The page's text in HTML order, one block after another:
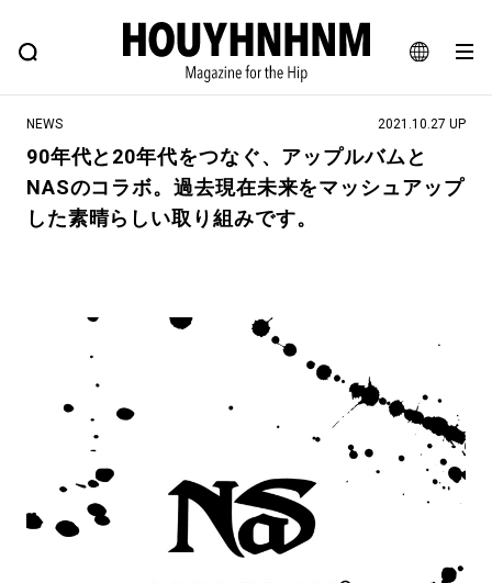
JA
EN
FEATURE BLOG SNAP
ヒップなファッション、カルチャー、ライフスタイルWEBマガジン
#注目のタグ
#NEW VINTAGE #マイナーグッド図鑑
#MONTHLY JOURNAL
#GH 銘品の所以 #フイナムのYouTube
#Commune H #AH.H
#ととけん #MOVIE
#LIFESTYLE #SNEAKER #OUTDOOR
#SPORTS #HANDSOME HANDBOOK
NEWS 2021.10.27 UP
90年代と20年代をつなぐ、アップルバムと
NASのコラボ。過去現在未来をマッシュアップ
した素晴らしい取り組みです。